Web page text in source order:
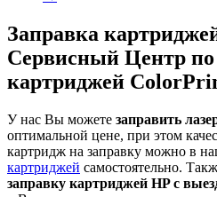
Заправка
Сервисный Центр по
картриджей
У нас Вы можете заправить
оптимальной цене, при этом
картридж на заправку можно в
картриджей самостоятельно.
заправку картриджей HP с